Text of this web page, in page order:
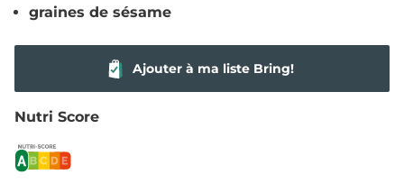
graines de sésame
Ajouter à ma liste Bring!
Nutri Score